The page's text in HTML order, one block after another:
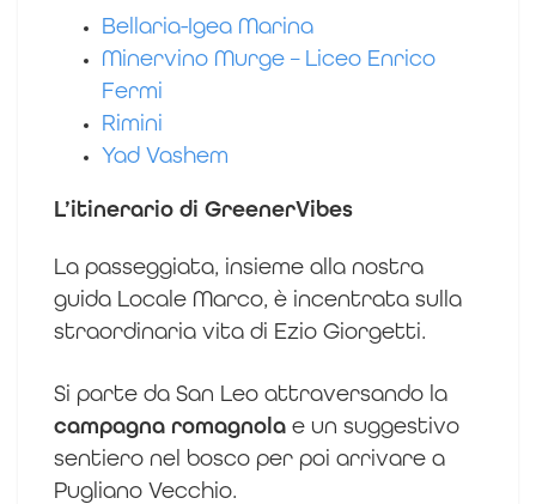
Bellaria-Igea Marina
Minervino Murge – Liceo Enrico
Fermi
Rimini
Yad Vashem
L’itinerario di GreenerVibes
La passeggiata, insieme alla nostra
guida Locale Marco, è incentrata sulla
straordinaria vita di Ezio Giorgetti.
Si parte da San Leo attraversando la
campagna romagnola e un suggestivo
sentiero nel bosco per poi arrivare a
Pugliano Vecchio.